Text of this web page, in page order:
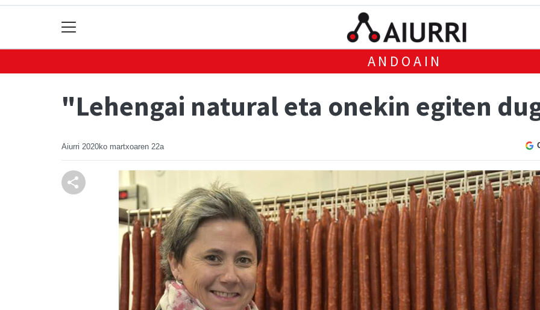
ANDOAIN
"Lehengai natural eta onekin egiten
Aiurri 2020ko martxoaren 22a